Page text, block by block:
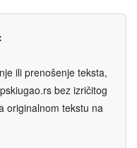
ili prenošenje teksta,
bez izričitog
originalnom tekstu na